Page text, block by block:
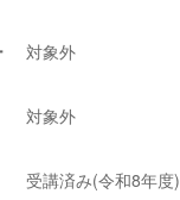
対象外
対象外
受講済み(令和8年度)